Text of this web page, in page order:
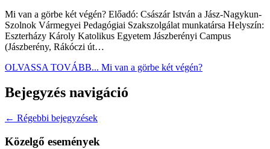
Mi van a görbe két végén? Előadó: Császár István a Jász-Nagykun-
Szolnok Vármegyei Pedagógiai Szakszolgálat munkatársa Helyszín:
Eszterházy Károly Katolikus Egyetem Jászberényi Campus
(Jászberény, Rákóczi út…
OLVASSA TOVÁBB... Mi van a görbe két végén?
Bejegyzés navigáció
← Régebbi bejegyzések
Közelgő események